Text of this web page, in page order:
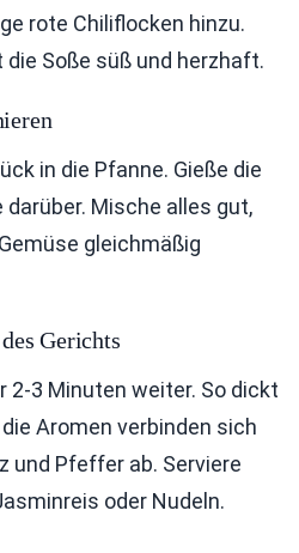
rote Chiliflocken hinzu.
Soße süß und herzhaft.
in die Pfanne. Gieße die
Mische alles gut,
gleichmäßig
Gerichts
2-3 Minuten weiter. So dickt
Aromen verbinden sich
und Pfeffer ab. Serviere
oder Nudeln.